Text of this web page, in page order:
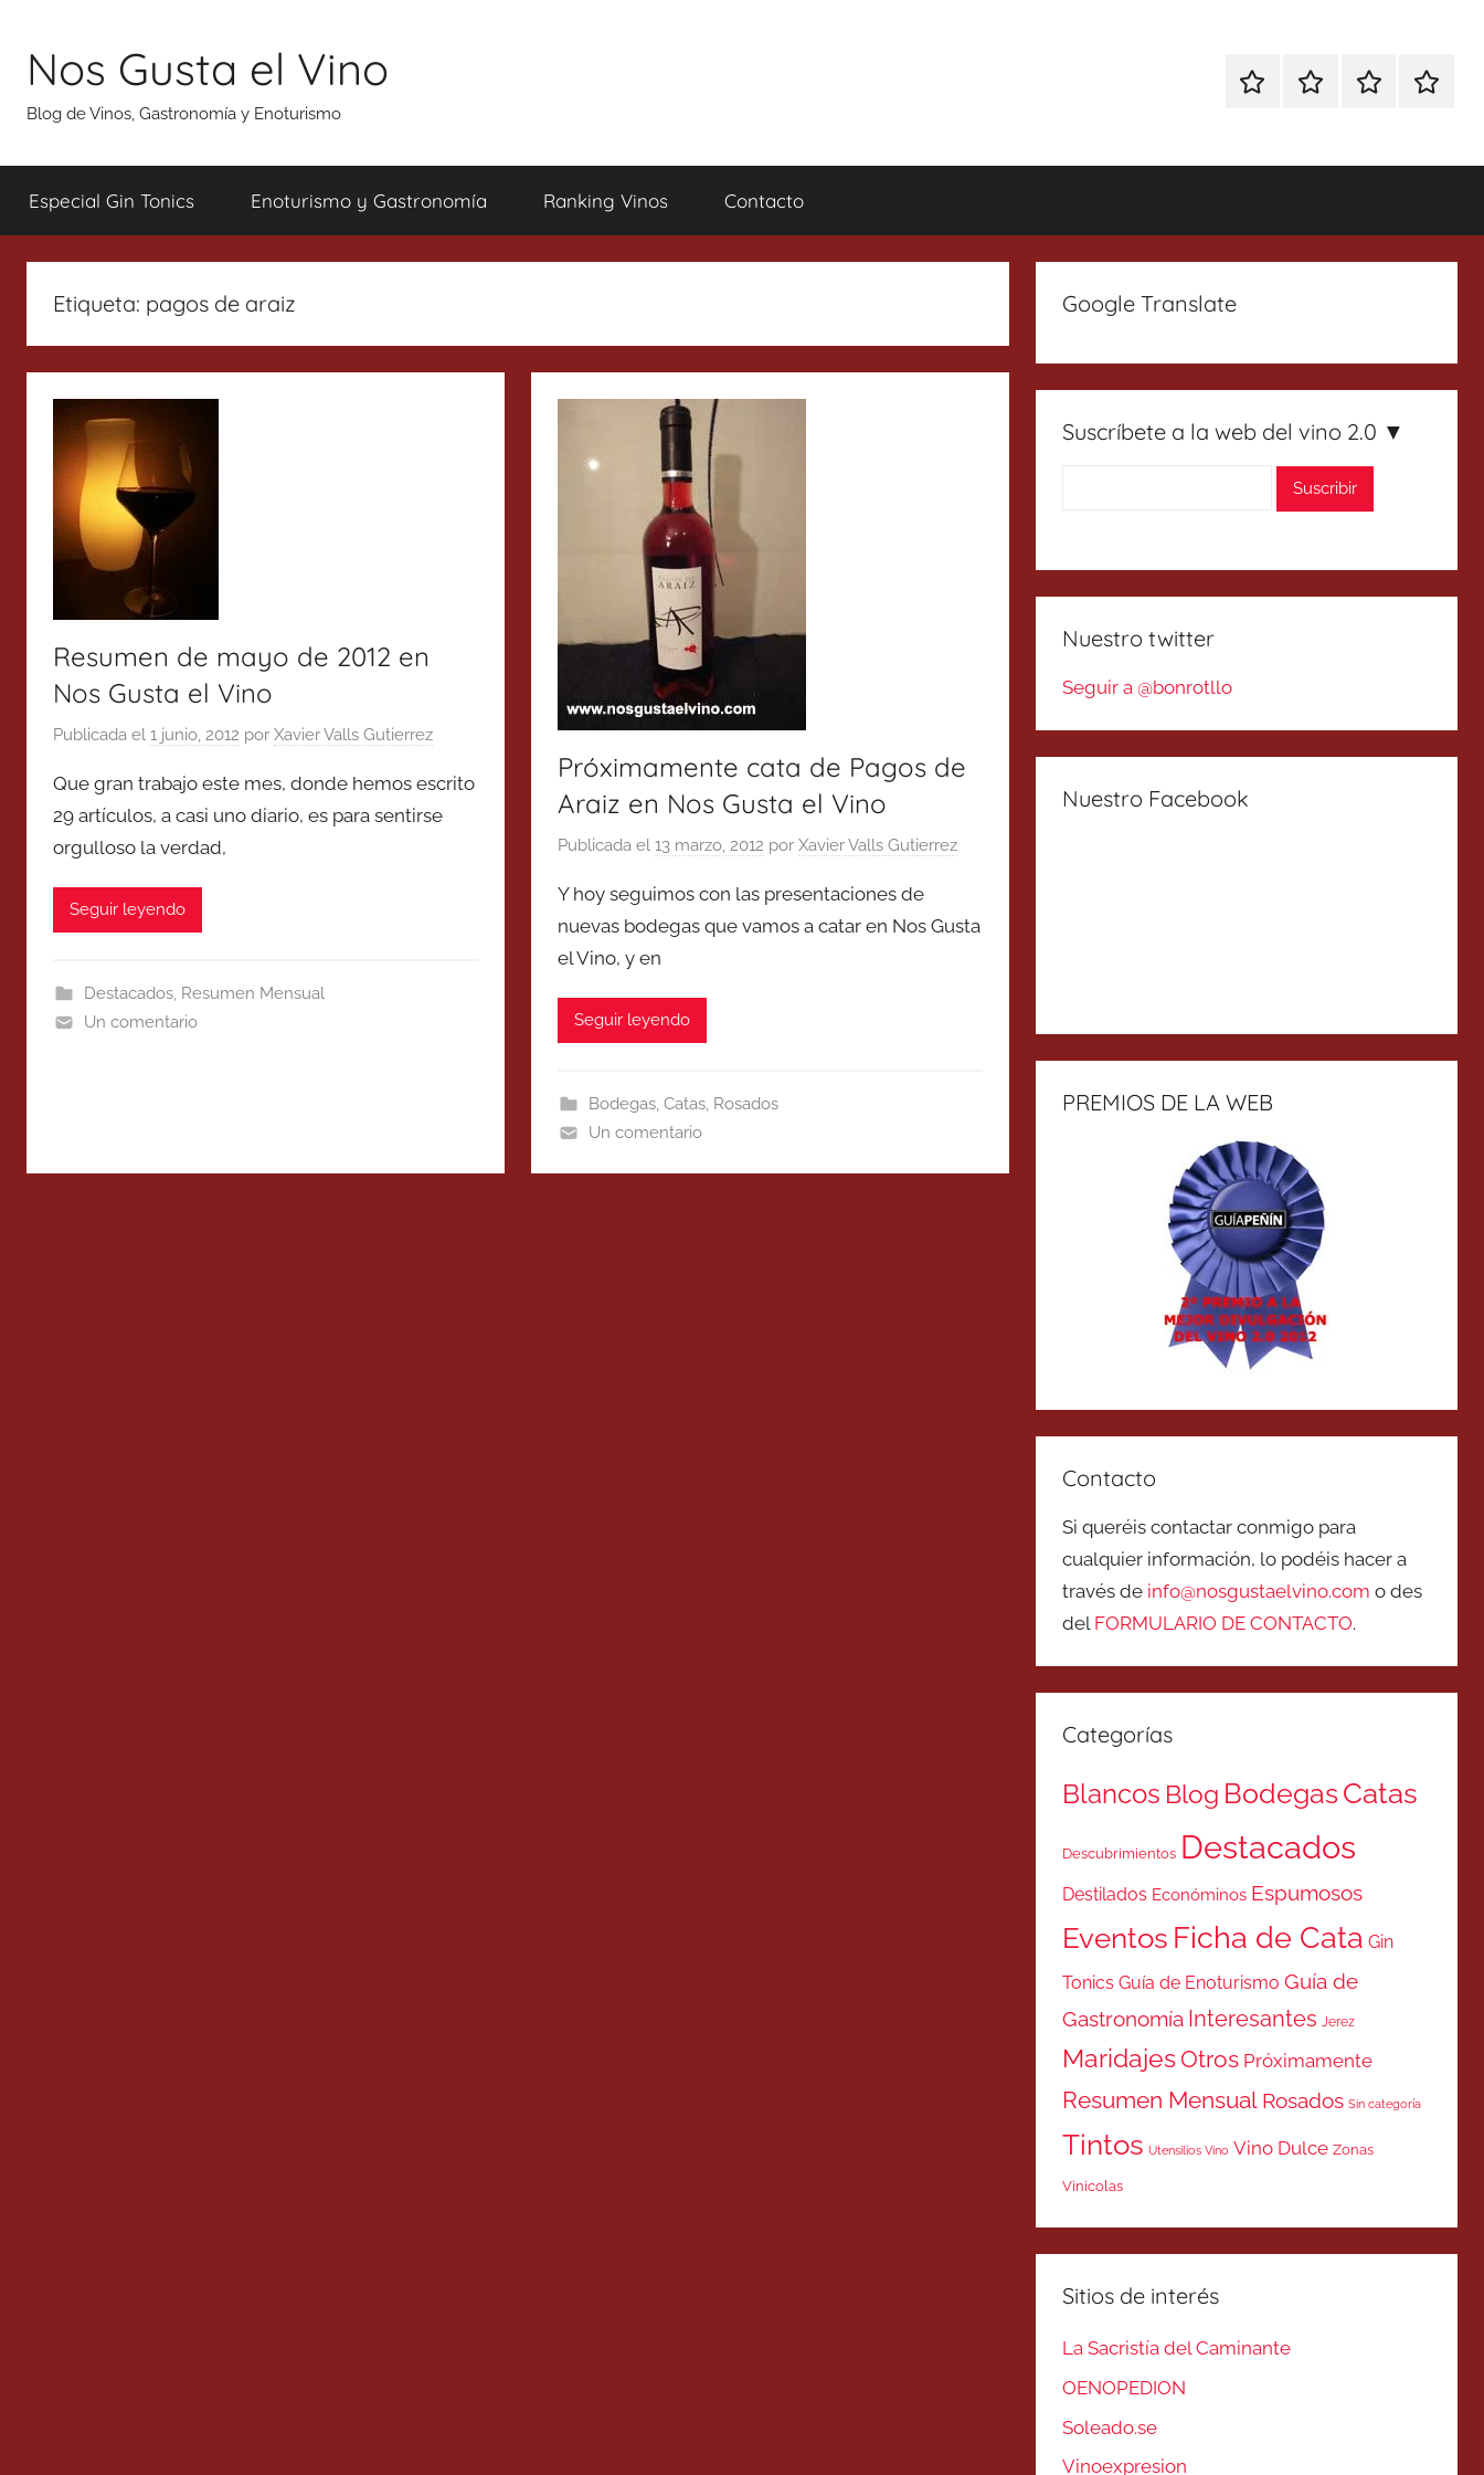
contenido
Nos Gusta el Vino
Blog de Vinos, Gastronomía y Enoturismo
EspecialEnoturismoRanking
Especial Gin Tonics Enoturismo y Gastronomía Ranking Vinos Contacto
Etiqueta: pagos de araiz
Resumen de mayo de 2012 en
Nos Gusta el Vino
Publicada el 1 junio, 2012 por Xavier Valls Gutierrez
Que gran trabajo este mes, donde hemos escrito
29 artículos, a casi uno diario, es para sentirse
orgulloso la verdad,
Seguir leyendo
Destacados, Resumen Mensual
Un comentario
Próximamente cata de Pagos de
Araiz en Nos Gusta el Vino
Publicada el13 marzo, 2012 porXavier Valls Gutierrez
Y hoy seguimos con las presentaciones de
nuevas bodegas que vamos a catar en Nos Gusta
el Vino, y en
Seguir leyendo
Bodegas, Catas, Rosados
Un comentario
Google Translate
Suscríbete a la web del vino 2.0 ▼
Nuestro twitter
Seguir a @bonrotllo
Nuestro Facebook
PREMIOS DE LA WEB
Contacto
Si queréis contactar conmigo para
cualquier información, lo podéis hacer a
través de info@nosgustaelvino.com o des
del FORMULARIO DE CONTACTO.
Categorías
Blancos Blog BodegasCatas
Descubrimientos Destacados
Destilados Económinos Espumosos
Eventos Ficha de Cata Gin
Tonics Guía de Enoturismo Guía de
Gastronomía Interesantes Jerez
MaridajesOtros Próximamente
Resumen Mensual Rosados Sin categoría
Tintos Utensilios Vino Vino Dulce Zonas
Vinicolas
Sitios de interés
La Sacristía del Caminante
OENOPEDION
Soleado.se
Vinoexpresion